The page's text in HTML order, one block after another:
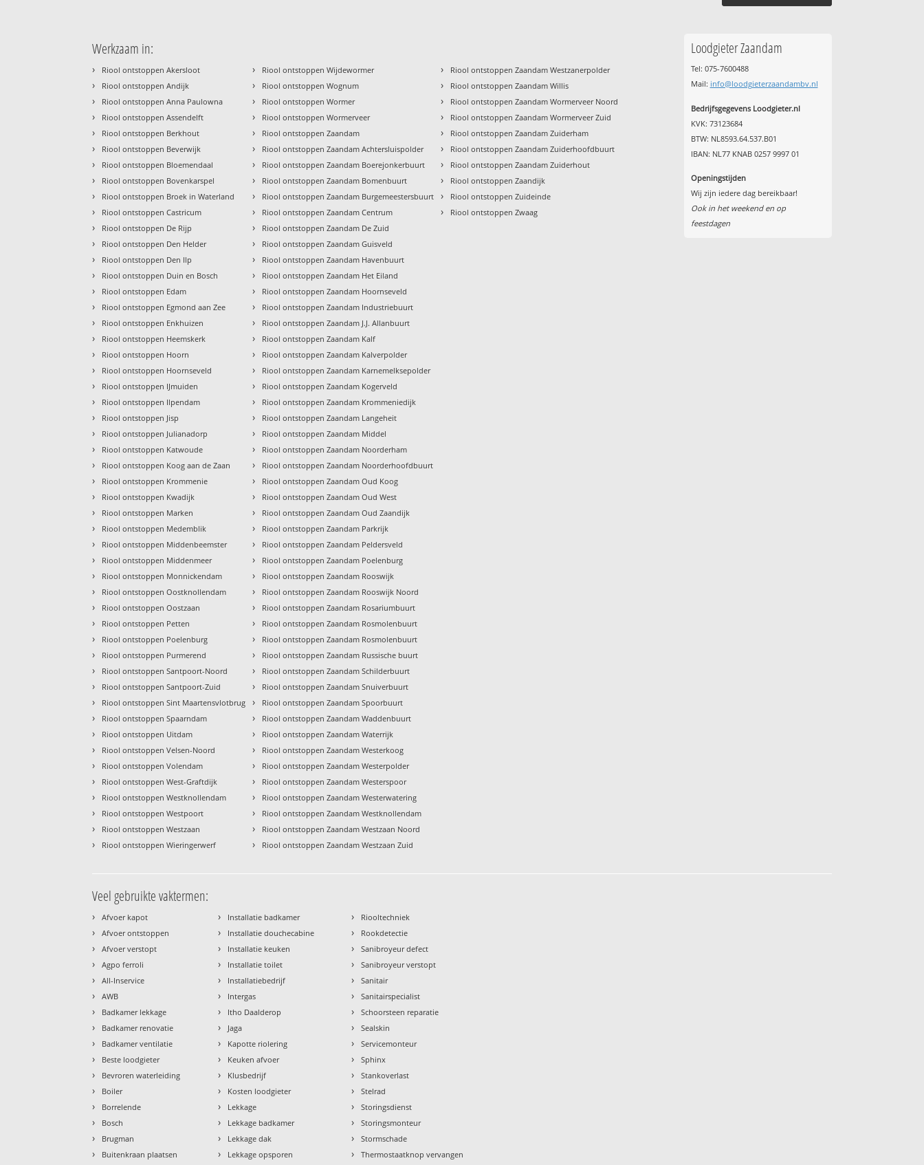
Werkzaam in:
› Riool ontstoppen Akersloot
› Riool ontstoppen Andijk
› Riool ontstoppen Anna Paulowna
› Riool ontstoppen Assendelft
› Riool ontstoppen Berkhout
› Riool ontstoppen Beverwijk
› Riool ontstoppen Bloemendaal
› Riool ontstoppen Bovenkarspel
› Riool ontstoppen Broek in Waterland
› Riool ontstoppen Castricum
› Riool ontstoppen De Rijp
› Riool ontstoppen Den Helder
› Riool ontstoppen Den Ilp
› Riool ontstoppen Duin en Bosch
› Riool ontstoppen Edam
› Riool ontstoppen Egmond aan Zee
› Riool ontstoppen Enkhuizen
› Riool ontstoppen Heemskerk
› Riool ontstoppen Hoorn
› Riool ontstoppen Hoornseveld
› Riool ontstoppen IJmuiden
› Riool ontstoppen Ilpendam
› Riool ontstoppen Jisp
› Riool ontstoppen Julianadorp
› Riool ontstoppen Katwoude
› Riool ontstoppen Koog aan de Zaan
› Riool ontstoppen Krommenie
› Riool ontstoppen Kwadijk
› Riool ontstoppen Marken
› Riool ontstoppen Medemblik
› Riool ontstoppen Middenbeemster
› Riool ontstoppen Middenmeer
› Riool ontstoppen Monnickendam
› Riool ontstoppen Oostknollendam
› Riool ontstoppen Oostzaan
› Riool ontstoppen Petten
› Riool ontstoppen Poelenburg
› Riool ontstoppen Purmerend
› Riool ontstoppen Santpoort-Noord
› Riool ontstoppen Santpoort-Zuid
› Riool ontstoppen Sint Maartensvlotbrug
› Riool ontstoppen Spaarndam
› Riool ontstoppen Uitdam
› Riool ontstoppen Velsen-Noord
› Riool ontstoppen Volendam
› Riool ontstoppen West-Graftdijk
› Riool ontstoppen Westknollendam
› Riool ontstoppen Westpoort
› Riool ontstoppen Westzaan
› Riool ontstoppen Wieringerwerf
› Riool ontstoppen Wijdewormer
› Riool ontstoppen Wognum
› Riool ontstoppen Wormer
› Riool ontstoppen Wormerveer
› Riool ontstoppen Zaandam
› Riool ontstoppen Zaandam Achtersluispolder
› Riool ontstoppen Zaandam Boerejonkerbuurt
› Riool ontstoppen Zaandam Bomenbuurt
› Riool ontstoppen Zaandam Burgemeestersbuurt
› Riool ontstoppen Zaandam Centrum
› Riool ontstoppen Zaandam De Zuid
› Riool ontstoppen Zaandam Guisveld
› Riool ontstoppen Zaandam Havenbuurt
› Riool ontstoppen Zaandam Het Eiland
› Riool ontstoppen Zaandam Hoornseveld
› Riool ontstoppen Zaandam Industriebuurt
› Riool ontstoppen Zaandam J.J. Allanbuurt
› Riool ontstoppen Zaandam Kalf
› Riool ontstoppen Zaandam Kalverpolder
› Riool ontstoppen Zaandam Karnemelksepolder
› Riool ontstoppen Zaandam Kogerveld
› Riool ontstoppen Zaandam Krommeniedijk
› Riool ontstoppen Zaandam Langeheit
› Riool ontstoppen Zaandam Middel
› Riool ontstoppen Zaandam Noorderham
› Riool ontstoppen Zaandam Noorderhoofdbuurt
› Riool ontstoppen Zaandam Oud Koog
› Riool ontstoppen Zaandam Oud West
› Riool ontstoppen Zaandam Oud Zaandijk
› Riool ontstoppen Zaandam Parkrijk
› Riool ontstoppen Zaandam Peldersveld
› Riool ontstoppen Zaandam Poelenburg
› Riool ontstoppen Zaandam Rooswijk
› Riool ontstoppen Zaandam Rooswijk Noord
› Riool ontstoppen Zaandam Rosariumbuurt
› Riool ontstoppen Zaandam Rosmolenbuurt
› Riool ontstoppen Zaandam Rosmolenbuurt
› Riool ontstoppen Zaandam Russische buurt
› Riool ontstoppen Zaandam Schilderbuurt
› Riool ontstoppen Zaandam Snuiverbuurt
› Riool ontstoppen Zaandam Spoorbuurt
› Riool ontstoppen Zaandam Waddenbuurt
› Riool ontstoppen Zaandam Waterrijk
› Riool ontstoppen Zaandam Westerkoog
› Riool ontstoppen Zaandam Westerpolder
› Riool ontstoppen Zaandam Westerspoor
› Riool ontstoppen Zaandam Westerwatering
› Riool ontstoppen Zaandam Westknollendam
› Riool ontstoppen Zaandam Westzaan Noord
› Riool ontstoppen Zaandam Westzaan Zuid
› Riool ontstoppen Zaandam Westzanerpolder
› Riool ontstoppen Zaandam Willis
› Riool ontstoppen Zaandam Wormerveer Noord
› Riool ontstoppen Zaandam Wormerveer Zuid
› Riool ontstoppen Zaandam Zuiderham
› Riool ontstoppen Zaandam Zuiderhoofdbuurt
› Riool ontstoppen Zaandam Zuiderhout
› Riool ontstoppen Zaandijk
› Riool ontstoppen Zuideinde
› Riool ontstoppen Zwaag
Loodgieter Zaandam
Tel: 075-7600488
Mail: info@loodgieterzaandambv.nl
Bedrijfsgegevens Loodgieter.nl
KVK: 73123684
BTW: NL8593.64.537.B01
IBAN: NL77 KNAB 0257 9997 01
Openingstijden
Wij zijn iedere dag bereikbaar!
Ook in het weekend en op
feestdagen
Veel gebruikte vaktermen:
› Afvoer kapot
› Afvoer ontstoppen
› Afvoer verstopt
› Agpo ferroli
› All-Inservice
› AWB
› Badkamer lekkage
› Badkamer renovatie
› Badkamer ventilatie
› Beste loodgieter
› Bevroren waterleiding
› Boiler
› Borrelende
› Bosch
› Brugman
› Buitenkraan plaatsen
› Installatie badkamer
› Installatie douchecabine
› Installatie keuken
› Installatie toilet
› Installatiebedrijf
› Intergas
› Itho Daalderop
› Jaga
› Kapotte riolering
› Keuken afvoer
› Klusbedrijf
› Kosten loodgieter
› Lekkage
› Lekkage badkamer
› Lekkage dak
› Lekkage opsporen
› Riooltechniek
› Rookdetectie
› Sanibroyeur defect
› Sanibroyeur verstopt
› Sanitair
› Sanitairspecialist
› Schoorsteen reparatie
› Sealskin
› Servicemonteur
› Sphinx
› Stankoverlast
› Stelrad
› Storingsdienst
› Storingsmonteur
› Stormschade
› Thermostaatknop vervangen